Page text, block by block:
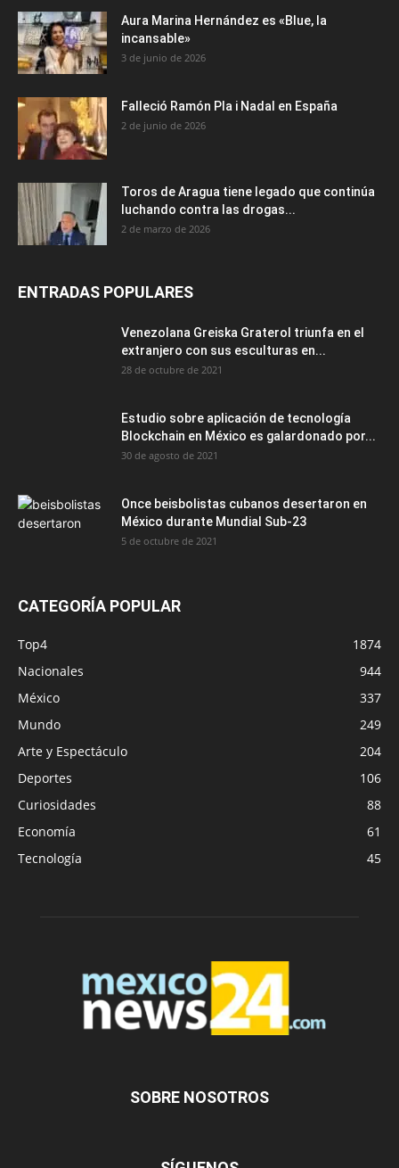
Aura Marina Hernández es «Blue, la
incansable»
3 de junio de 2026
Falleció Ramón Pla i Nadal en España
2 de junio de 2026
Toros de Aragua tiene legado que continúa
luchando contra las drogas...
2 de marzo de 2026
ENTRADAS POPULARES
Venezolana Greiska Graterol triunfa en el
extranjero con sus esculturas en...
28 de octubre de 2021
Estudio sobre aplicación de tecnología
Blockchain en México es galardonado por...
30 de agosto de 2021
Once beisbolistas cubanos desertaron en
México durante Mundial Sub-23
5 de octubre de 2021
CATEGORÍA POPULAR
Top4
1874
Nacionales
944
México
337
Mundo
249
Arte y Espectáculo
204
Deportes
106
Curiosidades
88
Economía
61
Tecnología
45
SOBRE NOSOTROS